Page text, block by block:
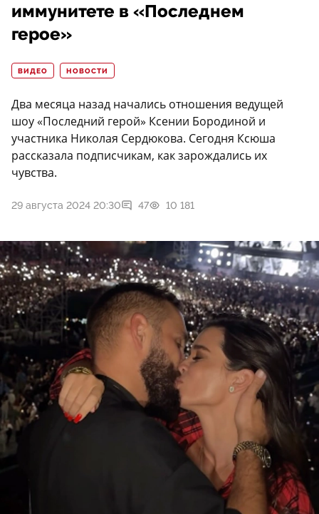
иммунитете в «Последнем
герое»
ВИДЕО НОВОСТИ
Два месяца назад начались отношения ведущей
шоу «Последний герой» Ксении Бородиной и
участника Николая Сердюкова. Сегодня Ксюша
рассказала подписчикам, как зарождались их
чувства.
29 августа 2024 20:30 47 10 181